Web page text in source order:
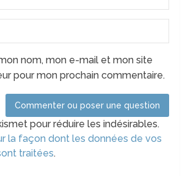
nom, mon e-mail et mon site
pour mon prochain commentaire.
pour réduire les indésirables.
la façon dont les données de vos
traitées.